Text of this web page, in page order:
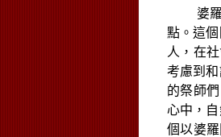
婆羅
點。這
人，在
考慮到
的祭師
心中，
個以婆